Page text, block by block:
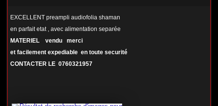
EXCELLENT preampli audiofolia shaman
en parfait etat , avec alimentation separée
MATERIEL vendu merci
et facilement expediable en toute securité
CONTACTER LE 0760321957